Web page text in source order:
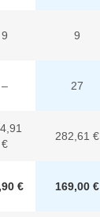
9 9
– 27
€
282,61 €
€ 169,00 €